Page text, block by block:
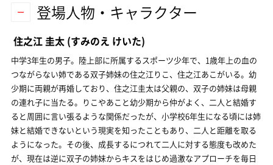
登場人物・キャラクター
住之江 圭太 (すみのえ けいた)
中学3年生の男子。陸上部に所属するスポーツ少年で、1歳年上の血の
つながらない姉である双子姉妹の住之江りこ、住之江あこがいる。幼
少期に両親が再婚しており、住之江圭太は父親の、双子の姉妹は母親
の連れ子に当たる。りこやあこと幼少期から仲がよく、二人と結婚す
ると周囲に言い張るような関係だったが、小学校6年生になる頃には姉
妹と結婚できないという現実を知ったこともあり、二人と距離を取る
ようになった。その後、成長するにつれて二人に対する態度も改めた
が、現在は逆に双子の姉妹からキスをはじめ過激なアプローチを毎日